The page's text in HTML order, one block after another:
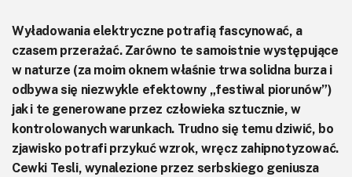
Wyładowania elektryczne potrafią fascynować, a
czasem przerażać. Zarówno te samoistnie występujące
w naturze (za moim oknem właśnie trwa solidna burza i
odbywa się niezwykle efektowny „festiwal piorunów”)
jak i te generowane przez człowieka sztucznie, w
kontrolowanych warunkach. Trudno się temu dziwić, bo
zjawisko potrafi przykuć wzrok, wręcz zahipnotyzować.
Cewki Tesli, wynalezione przez serbskiego geniusza